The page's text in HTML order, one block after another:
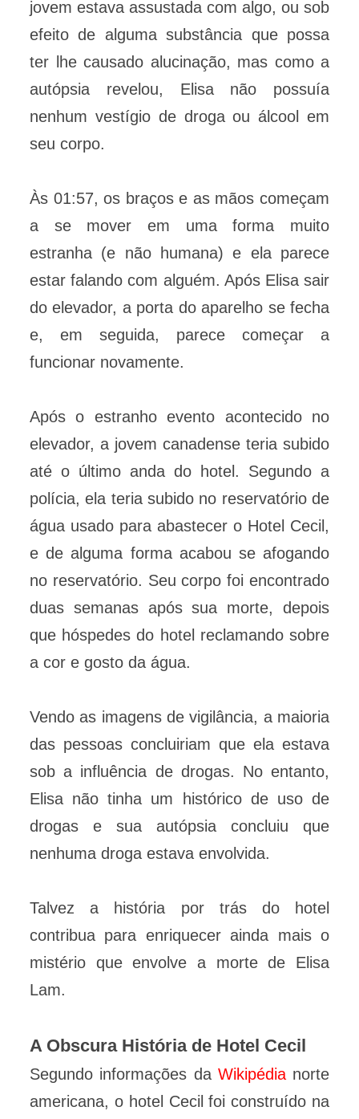
jovem estava assustada com algo, ou sob
efeito de alguma substância que possa
ter lhe causado alucinação, mas como a
autópsia revelou, Elisa não possuía
nenhum vestígio de droga ou álcool em
seu corpo.
Às 01:57, os braços e as mãos começam
a se mover em uma forma muito
estranha (e não humana) e ela parece
estar falando com alguém. Após Elisa sair
do elevador, a porta do aparelho se fecha
e, em seguida, parece começar a
funcionar novamente.
Após o estranho evento acontecido no
elevador, a jovem canadense teria subido
até o último anda do hotel. Segundo a
polícia, ela teria subido no reservatório de
água usado para abastecer o Hotel Cecil,
e de alguma forma acabou se afogando
no reservatório. Seu corpo foi encontrado
duas semanas após sua morte, depois
que hóspedes do hotel reclamando sobre
a cor e gosto da água.
Vendo as imagens de vigilância, a maioria
das pessoas concluiriam que ela estava
sob a influência de drogas. No entanto,
Elisa não tinha um histórico de uso de
drogas e sua autópsia concluiu que
nenhuma droga estava envolvida.
Talvez a história por trás do hotel
contribua para enriquecer ainda mais o
mistério que envolve a morte de Elisa
Lam.
A Obscura História de Hotel Cecil
Segundo informações da Wikipédianorte
americana, o hotel Cecil foi construído na